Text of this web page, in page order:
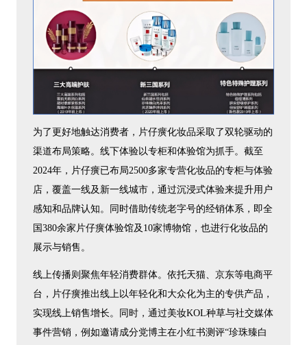
为了更好地触达消费者，片仔癀化妆品采取了双轮驱动的
渠道布局策略。线下体验以专柜和体验馆为抓手。截至
2024年，片仔癀已布局2500多家专营化妆品的专柜与体验
店，覆盖一线及新一线城市，通过沉浸式体验来提升用户
感知和品牌认知。同时借助传统老字号的经销体系，即全
国380余家片仔癀体验馆及10家博物馆，也进行化妆品的
展示与销售。
线上传播则聚焦年轻消费群体。依托天猫、京东等电商平
台，片仔癀推出线上以年轻化和大众化为主的专供产品，
实现线上销售增长。同时，通过美妆KOL种草与社交媒体
事件营销，例如邀请成分党博主在小红书测评“珍珠臻白